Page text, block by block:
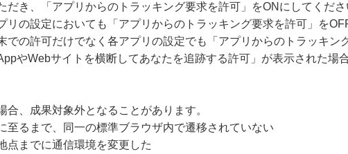
だき、「アプリからのトラッキング要求を許可」をONにしてくだ
リの設定においても「アプリからのトラッキング要求を許可」を
での許可だけでなく各アプリの設定でも「アプリからのトラッキン
やWebサイトを横断してあなたを追跡する許可」が表示された場
合、成果対象外となることがあります。
至るまで、同一の標準ブラウザ内で遷移されていない
点までに通信環境を変更した